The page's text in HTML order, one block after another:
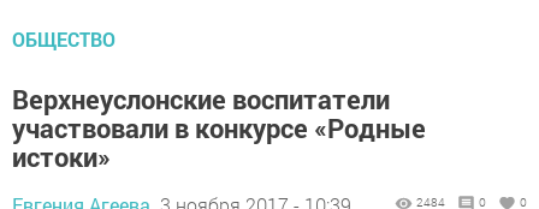
ОБЩЕСТВО
Верхнеуслонские воспитатели
участвовали в конкурсе «Родные
истоки»
2484 0 0